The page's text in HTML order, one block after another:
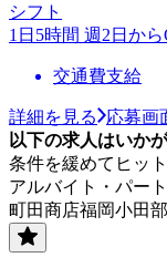
シフト
1日5時間 週2日か
交通費支給
詳細を見る
応募画
以下の求人はいか
条件を緩めてヒッ
アルバイト・パート
町田商店福岡小田